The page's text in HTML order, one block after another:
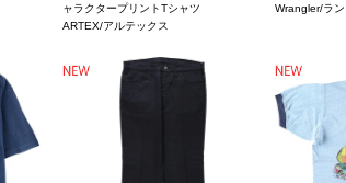
ャラクタープリントTシャツ
ARTEX/アルテックス
Wrangler/ラ